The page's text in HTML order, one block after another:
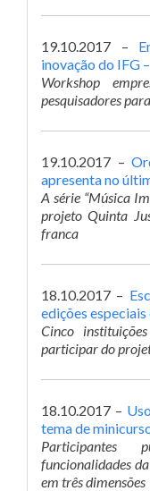
19.10.2017 –
inovação do IFG
Workshop
pesquisadores
19.10.2017 –
apresenta no
A série “Música
projeto Quinta
franca
18.10.2017 –
edições
Cinco
participar do
18.10.2017 –
tema de
Participantes
funcionalidades
em três dimensões